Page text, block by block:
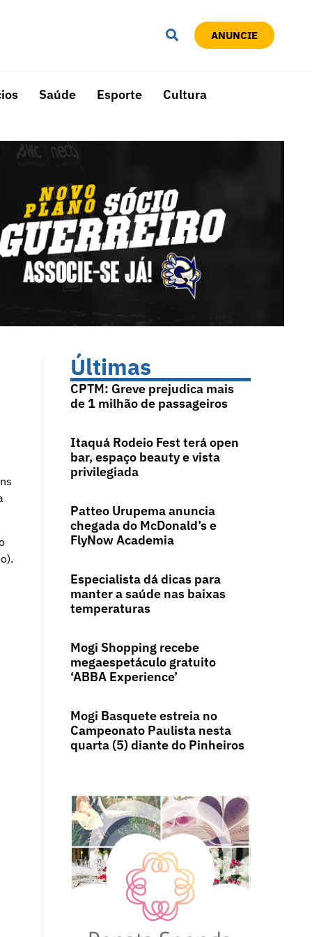
ANUNCIE
Saúde Esporte Cultura
Últimas
CPTM: Greve prejudica mais
de 1 milhão de passageiros
Itaquá Rodeio Fest terá open
bar, espaço beauty e vista
privilegiada
Patteo Urupema anuncia
chegada do McDonald’s e
FlyNow Academia
Especialista dá dicas para
manter a saúde nas baixas
temperaturas
Mogi Shopping recebe
megaespetáculo gratuito
‘ABBA Experience’
Mogi Basquete estreia no
Campeonato Paulista nesta
quarta (5) diante do Pinheiros